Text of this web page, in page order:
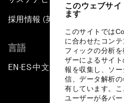
このウェブサ
ます
このサイトでは
に合わせたコン
フィックの分析
ザーによるサイ
報を収集し、ソ
信、データ解析
有しています。こ
ユーザーが各パ
採用情報 (英語のみ)
言語
EN ▪ES▪中文▪ 日本語